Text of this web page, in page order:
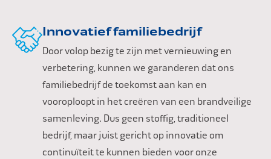
Innovatief familiebedrijf
Door volop bezig te zijn met vernieuwing en
verbetering, kunnen we garanderen dat ons
familiebedrijf de toekomst aan kan en
vooroploopt in het creëren van een brandveilige
samenleving. Dus geen stoffig, traditioneel
bedrijf, maar juist gericht op innovatie om
continuïteit te kunnen bieden voor onze